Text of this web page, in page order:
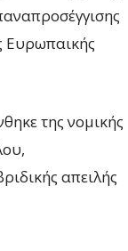
Ευρωπαικής
της νομικής
απειλής